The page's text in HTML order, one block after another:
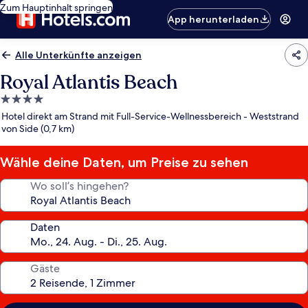
Zum Hauptinhalt springen
App herunterladen
Alle Unterkünfte anzeigen
Royal Atlantis Beach
4.0-
Sterne-
Unterkunft
Hotel direkt am Strand mit Full-Service-Wellnessbereich - Weststrand
von Side (0,7 km)
Wähle deine Daten, um Preise zu sehen
Wo soll’s hingehen?
Daten
Gäste